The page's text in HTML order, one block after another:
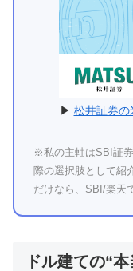
▶ 松井証券の
※私の主軸はSBI証
際の選択肢として紹
だけなら、SBI/楽天
ドル建ての“